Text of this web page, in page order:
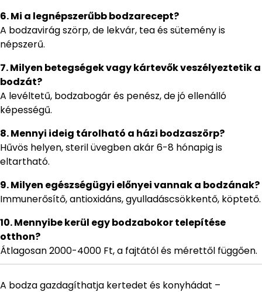
6. Mi a legnépszerűbb bodzarecept?
A bodzavirág szörp, de lekvár, tea és sütemény is
népszerű.
7. Milyen betegségek vagy kártevők veszélyeztetik a
bodzát?
A levéltetű, bodzabogár és penész, de jó ellenálló
képességű.
8. Mennyi ideig tárolható a házi bodzaszörp?
Hűvös helyen, steril üvegben akár 6-8 hónapig is
eltartható.
9. Milyen egészségügyi előnyei vannak a bodzának?
Immunerősítő, antioxidáns, gyulladáscsökkentő, köptető.
10. Mennyibe kerül egy bodzabokor telepítése
otthon?
Átlagosan 2000-4000 Ft, a fajtától és mérettől függően.
A bodza gazdagíthatja kertedet és konyhádat –